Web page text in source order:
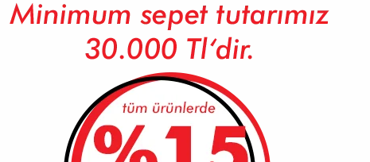
PAÇİ-BAMBU GRİ ÇAMAŞIR SEPETİ
PAÇİ-BAMBU GRİ
Marka